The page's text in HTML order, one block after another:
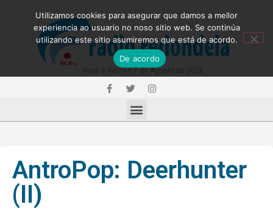
AntroPop: Deerhunter
(II)
Utilizamos cookies para asegurar que damos a mellor
experiencia ao usuario no noso sitio web. Se continúa
utilizando este sitio asumiremos que está de acordo.
De acordo